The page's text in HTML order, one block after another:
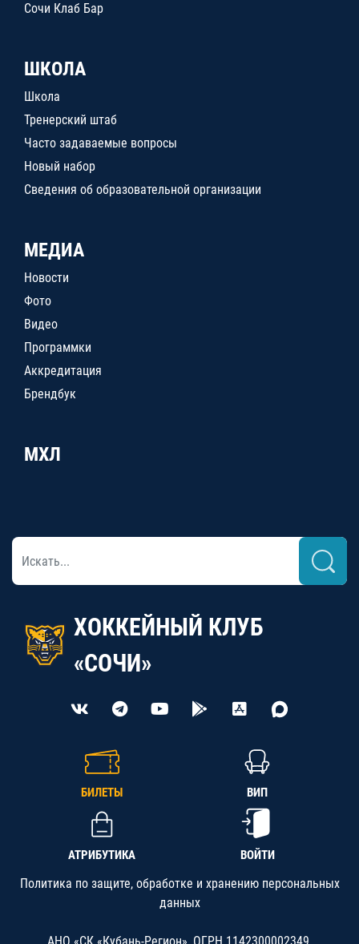
Сочи Клаб Бар
ШКОЛА
Школа
Тренерский штаб
Часто задаваемые вопросы
Новый набор
Сведения об образовательной организации
МЕДИА
Новости
Фото
Видео
Программки
Аккредитация
Брендбук
МХЛ
ХОККЕЙНЫЙ КЛУБ
«СОЧИ»
БИЛЕТЫ ВИП
АТРИБУТИКА ВОЙТИ
Политика по защите, обработке и хранению персональных
данных